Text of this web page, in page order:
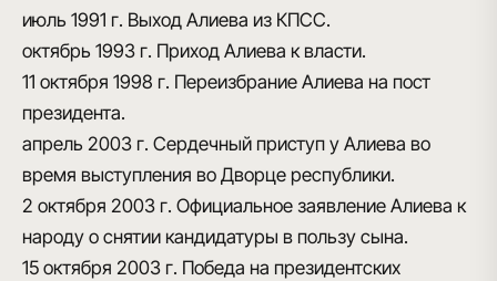
июль 1991 г. Выход Алиева из КПСС.
октябрь 1993 г. Приход Алиева к власти.
11 октября 1998 г. Переизбрание Алиева на пост
президента.
апрель 2003 г. Сердечный приступ у Алиева во
время выступления во Дворце республики.
2 октября 2003 г. Официальное заявление Алиева к
народу о снятии кандидатуры в пользу сына.
15 октября 2003 г. Победа на президентских